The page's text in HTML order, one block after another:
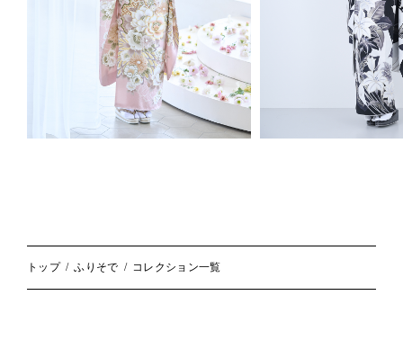
トップ ふりそで コレクション一覧